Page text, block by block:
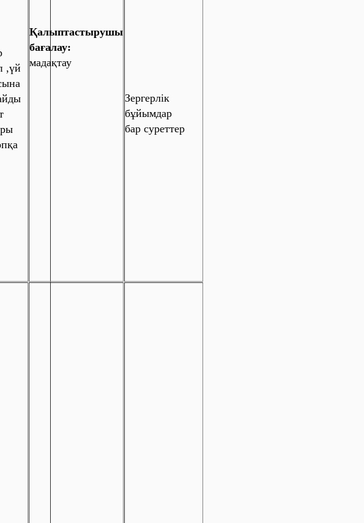
,үй
Қалыптастырушы
бағалау:
мадақтау
Зергерлік
бұйымдар
бар суреттер